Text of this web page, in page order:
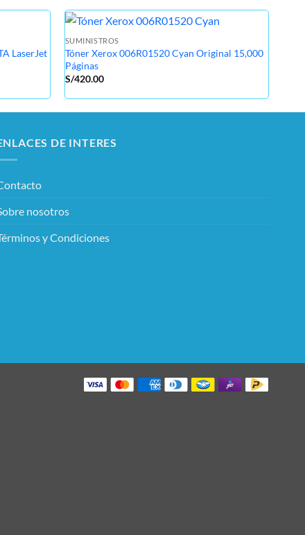
LaserJet
SUMINISTROS
Tóner Xerox 006R01520 Cyan Original 15,000
Páginas
S/420.00
DE INTERES
nosotros
y Condiciones